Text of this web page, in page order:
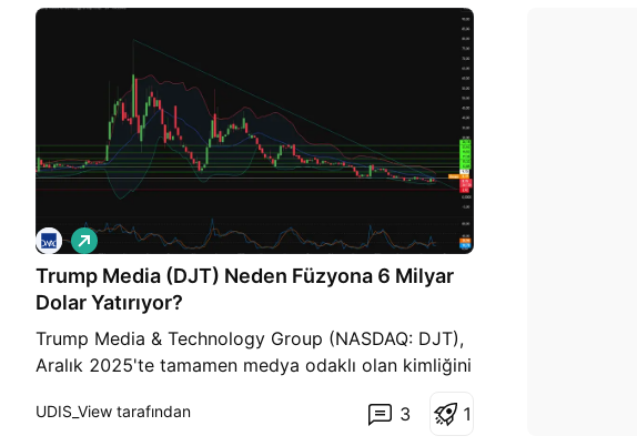
Trump Media (DJT) Neden Füzyona 6 Milyar
Dolar Yatırıyor?
Trump Media & Technology Group (NASDAQ: DJT),
Aralık 2025'te tamamen medya odaklı olan kimliğini
olan TAE Technologies ile 6 milyar dolarlık tamamı
A
l
ı
UDIS_View tarafından 3 1